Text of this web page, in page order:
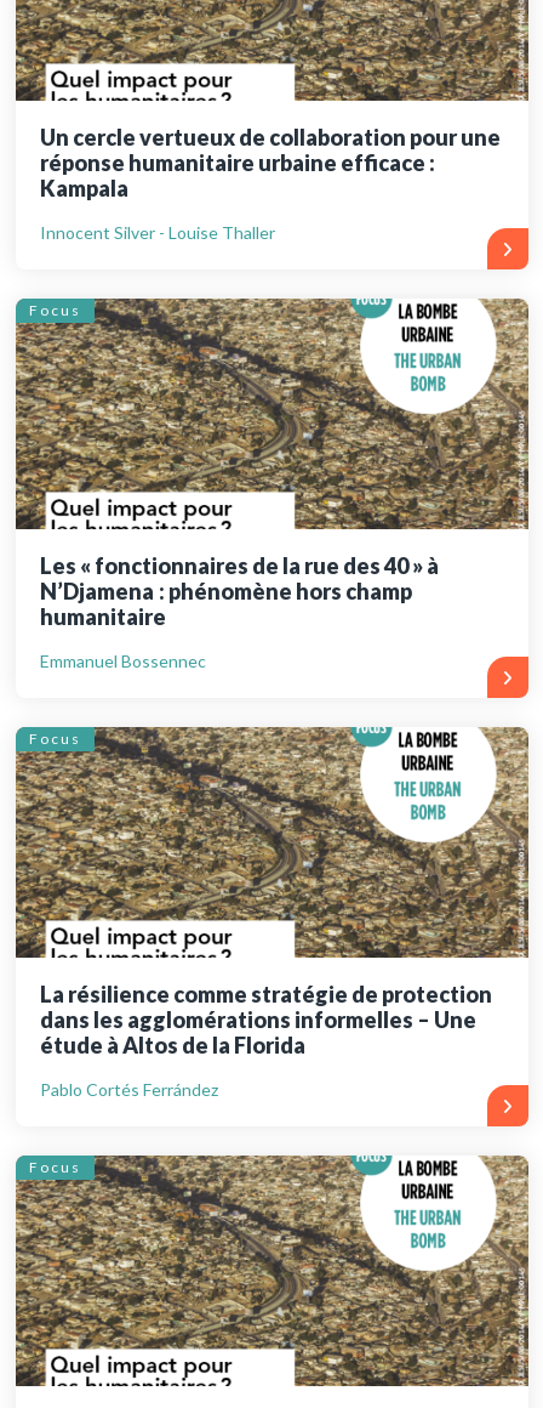
Un cercle vertueux de collaboration pour une
réponse humanitaire urbaine efficace :
Kampala
Innocent Silver - Louise Thaller
Focus
Les « fonctionnaires de la rue des 40 » à
N’Djamena : phénomène hors champ
humanitaire
Emmanuel Bossennec
Focus
La résilience comme stratégie de protection
dans les agglomérations informelles – Une
étude à Altos de la Florida
Pablo Cortés Ferrández
Focus